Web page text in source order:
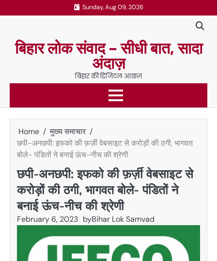
to
Sunday, Aug 09, 2026
बिहार लोक संवाद – सीधी बात, सादा
अंदाज़
बिहार की डिजिटल आवाज़
Home
मुख्य समाचार
छपी-अनछपी: इफको की फ़र्ज़ी वेबसाइट से करोड़ों की ठगी, भागवत
बोले- पंडितों ने बनाई ऊंच-नीच की श्रेणी
छपी-अनछपी: इफको की फ़र्ज़ी वेबसाइट से
करोड़ों की ठगी, भागवत बोले- पंडितों ने
बनाई ऊंच-नीच की श्रेणी
February 6, 2023 byBihar Lok Samvad